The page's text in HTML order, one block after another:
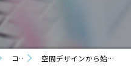
コラム 空間デザインから始まる未来志向な店舗設計